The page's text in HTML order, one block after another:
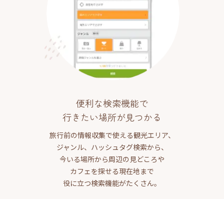
便利な検索機能で
行きたい場所が見つかる
旅行前の情報収集で使える観光エリア、
ジャンル、ハッシュタグ検索から、
今いる場所から周辺の見どころや
カフェを探せる現在地まで
役に立つ検索機能がたくさん。